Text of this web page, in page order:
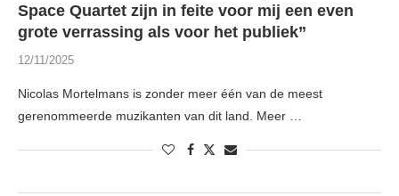
Space Quartet zijn in feite voor mij een even
grote verrassing als voor het publiek”
12/11/2025
Nicolas Mortelmans is zonder meer één van de meest
gerenommeerde muzikanten van dit land. Meer …